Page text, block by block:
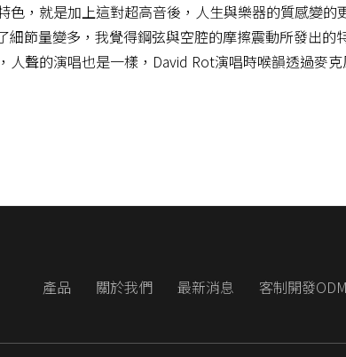
色，就是加上這對超高音後，人生與樂器的質感變
細節量變多，我覺得鋼弦與空腔的摩擦震動所發出
人聲的演唱也是一樣，David Rot演唱時喉韻透過麥
產品 關於我們 最新消息 客制開發